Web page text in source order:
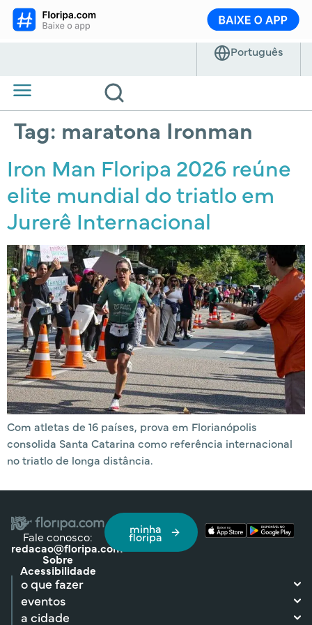
Tag: maratona Ironman
Iron Man Floripa 2026 reúne
elite mundial do triatlo em
Jurerê Internacional
Com atletas de 16 países, prova em Florianópolis
consolida Santa Catarina como referência internacional
no triatlo de longa distância.
Fale conosco:
redacao@floripa.com
Sobre
Acessibilidade
minha
floripa
o que fazer
eventos
a cidade